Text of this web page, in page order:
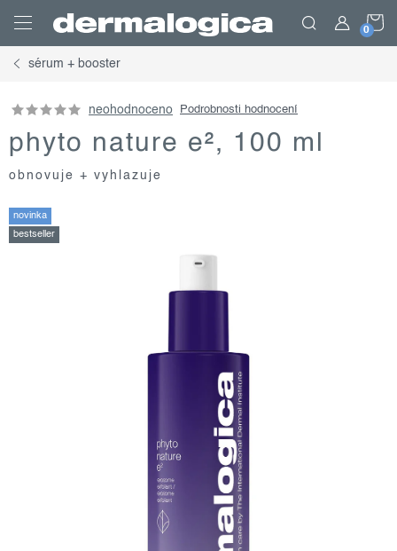
obsah
sérum + booster
neohodnoceno Podrobnosti hodnocení
phyto nature e², 100 ml
obnovuje + vyhlazuje
novinka
bestseller